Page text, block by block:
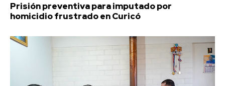
Prisión preventiva para imputado por
homicidio frustrado en Curicó